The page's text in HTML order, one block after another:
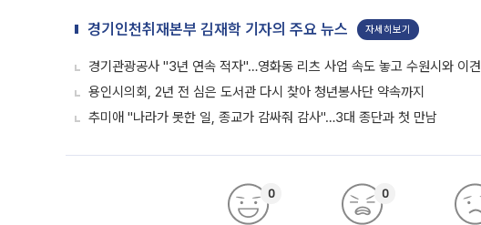
경기인천취재본부 김재학 기자의 주요 뉴스 자세히보기
경기관광공사 "3년 연속 적자"…영화동 리츠 사업 속도 놓고 수원시와 이견
용인시의회, 2년 전 심은 도서관 다시 찾아 청년봉사단 약속까지
추미애 "나라가 못한 일, 종교가 감싸줘 감사"…3대 종단과 첫 만남
0 0